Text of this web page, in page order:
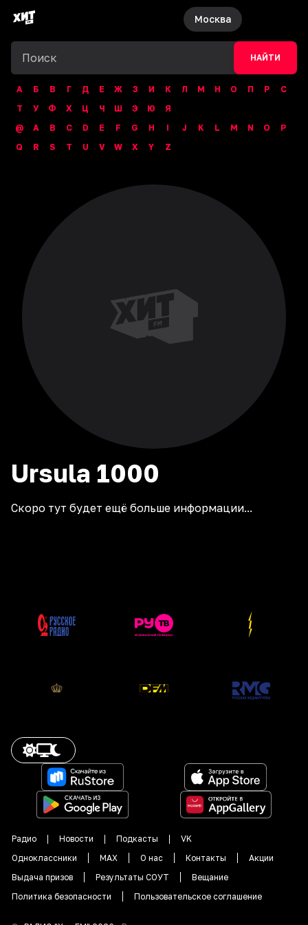
Москва
НАЙТИ
А Б В Г Д Е Ж З И К Л М Н О П Р
С
Т
У Ф Х Ц Ч Ш Э Ю
Я
@
A B C D E F G H I J K L M N O
P
Q
R S T U V W X Y Z
Ursula 1000
Скоро тут будет ещё больше информации...
Радио Новости Подкасты
VK
Одноклассники
MAX О нас Контакты
Акции
Выдача призов
Результаты СОУТ
Вещание
Политика безопасности
Пользовательское соглашение